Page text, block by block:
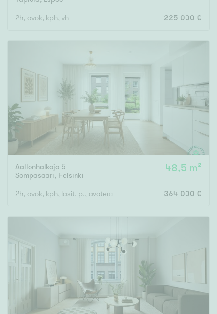
2h, avok, kph, vh 225 000 €
Aallonhalkoja 5
Sompasaari, Helsinki
48,5 m²
2h, avok, kph, lasit. p., avoterassi 364 000 €